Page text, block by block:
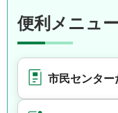
便利メニュー
市民センター